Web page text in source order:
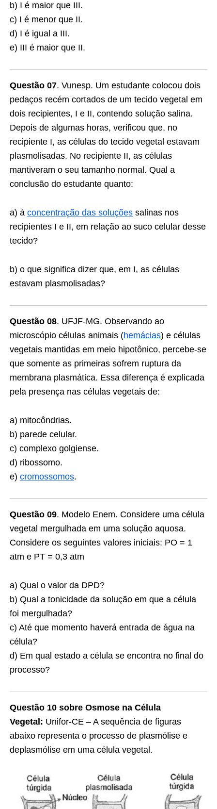
b) I é maior que III.
c) I é menor que II.
d) I é igual a III.
e) III é maior que II.
Questão 07. Vunesp. Um estudante colocou dois
pedaços recém cortados de um tecido vegetal em
dois recipientes, I e II, contendo solução salina.
Depois de algumas horas, verificou que, no
recipiente I, as células do tecido vegetal estavam
plasmolisadas. No recipiente II, as células
mantiveram o seu tamanho normal. Qual a
conclusão do estudante quanto:
a) à concentração das soluções salinas nos
recipientes I e II, em relação ao suco celular desse
tecido?
b) o que significa dizer que, em I, as células
estavam plasmolisadas?
Questão 08. UFJF-MG. Observando ao
microscópio células animais (hemácias) e células
vegetais mantidas em meio hipotônico, percebe-se
que somente as primeiras sofrem ruptura da
membrana plasmática. Essa diferença é explicada
pela presença nas células vegetais de:
a) mitocôndrias.
b) parede celular.
c) complexo golgiense.
d) ribossomo.
e) cromossomos.
Questão 09. Modelo Enem. Considere uma célula
vegetal mergulhada em uma solução aquosa.
Considere os seguintes valores iniciais: PO = 1
atm e PT = 0,3 atm
a) Qual o valor da DPD?
b) Qual a tonicidade da solução em que a célula
foi mergulhada?
c) Até que momento haverá entrada de água na
célula?
d) Em qual estado a célula se encontra no final do
processo?
Questão 10 sobre Osmose na Célula
Vegetal: Unifor-CE – A sequência de figuras
abaixo representa o processo de plasmólise e
deplasmólise em uma célula vegetal.